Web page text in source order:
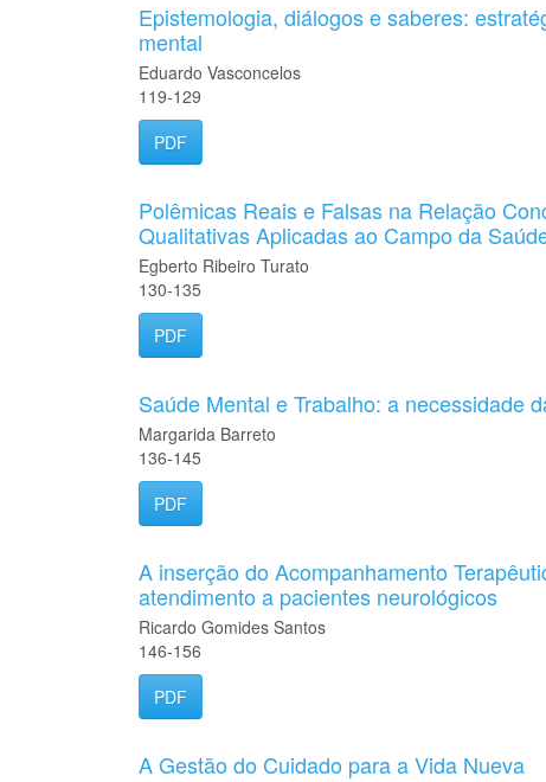
Epistemologia, diálogos e saberes:
mental
Eduardo Vasconcelos
119-129
PDF
Polêmicas Reais e Falsas na Relação
Qualitativas Aplicadas ao Campo da
Egberto Ribeiro Turato
130-135
PDF
Saúde Mental e Trabalho: a necessidade
Margarida Barreto
136-145
PDF
A inserção do Acompanhamento
atendimento a pacientes neurológicos
Ricardo Gomides Santos
146-156
PDF
A Gestão do Cuidado para a Vida Nueva